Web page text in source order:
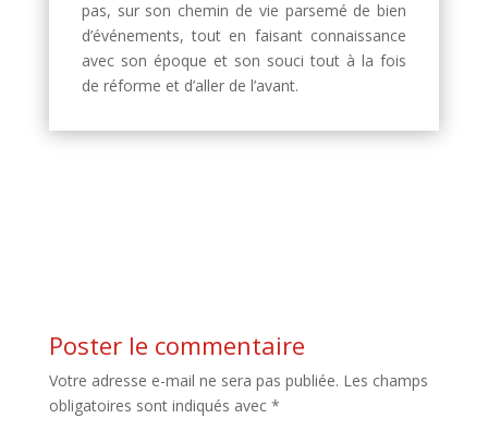
pas, sur son chemin de vie parsemé de bien
d’événements, tout en faisant connaissance
avec son époque et son souci tout à la fois
de réforme et d’aller de l’avant.
Poster le commentaire
Votre adresse e-mail ne sera pas publiée. Les champs
obligatoires sont indiqués avec *